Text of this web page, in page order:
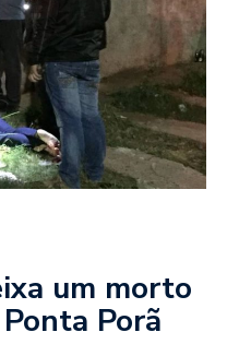
um morto
Porã